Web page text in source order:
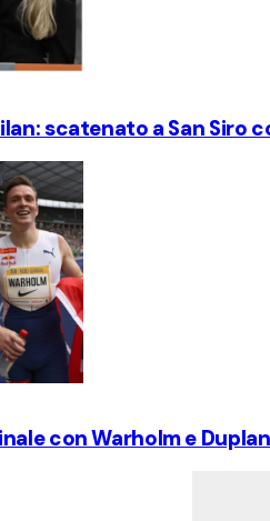
scatenato a San Siro
con Warholm e